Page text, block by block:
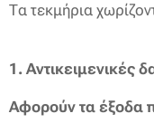
Τα τεκμήρια
1. Αντικειμενικές
Αφορούν τα έξοδα